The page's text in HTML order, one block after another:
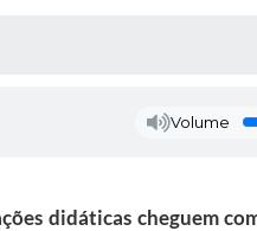
Volume
didáticas cheguem